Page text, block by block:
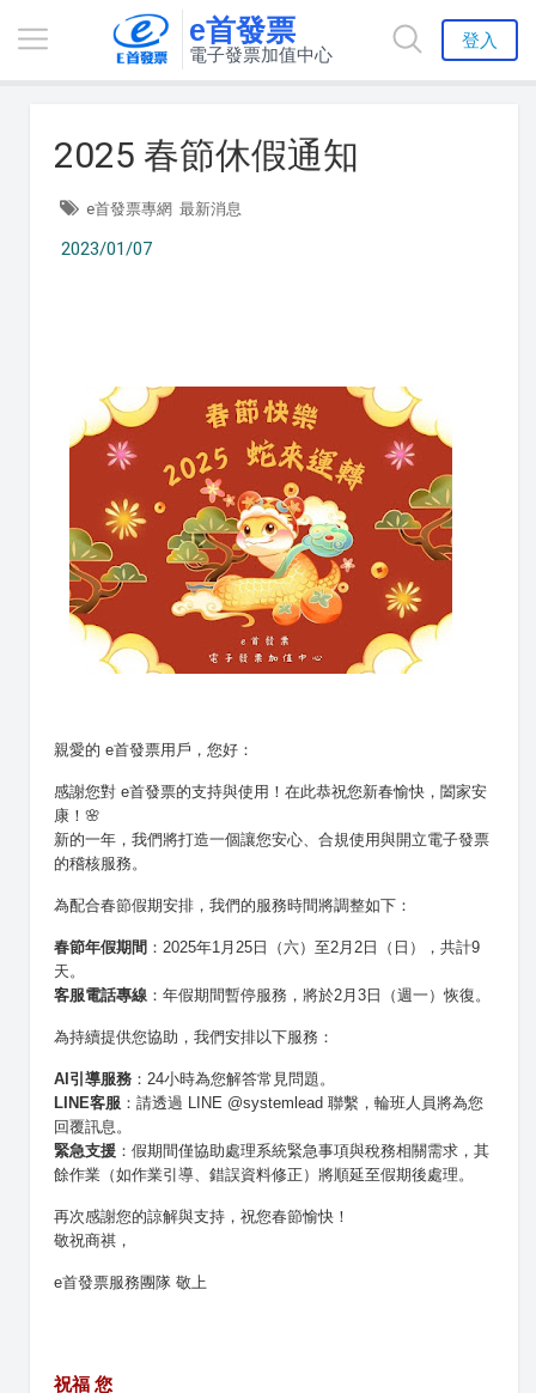
e首發票
電子發票加值中心
登入
2025 春節休假通知
e首發票專網 最新消息
2023/01/07
親愛的 e首發票用戶，您好：
感謝您對 e首發票的支持與使用！在此恭祝您新春愉快，闔家安
康！🌸
新的一年，我們將打造一個讓您安心、合規使用與開立電子發票
的稽核服務。
為配合春節假期安排，我們的服務時間將調整如下：
春節年假期間 ：2025年1月25日（六）至2月2日（日），共計9
天。
客服電話專線 ：年假期間暫停服務，將於2月3日（週一）恢復。
為持續提供您協助，我們安排以下服務：
AI引導服務 ：24小時為您解答常見問題。
LINE客服 ：請透過 LINE @systemlead 聯繫，輪班人員將為您
回覆訊息。
緊急支援 ：假期間僅協助處理系統緊急事項與稅務相關需求，其
餘作業（如作業引導、錯誤資料修正）將順延至假期後處理。
再次感謝您的諒解與支持，祝您春節愉快！
敬祝商祺，
e首發票服務團隊 敬上
祝福 您